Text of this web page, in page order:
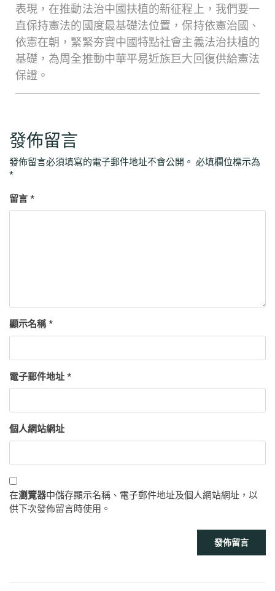
表現，在推動法治中國扶植的新征程上，我們要一
直保持憲法的國度最基礎法位置，保持依憲治國、
依憲在朝，緊緊夯實中國特點社會主義法治扶植的
基礎，為周全推動中華平易近族巨大回復供給憲法
保證。
發佈留言
發佈留言必須填寫的電子郵件地址不會公開。 必填欄位標示為
*
留言 *
顯示名稱*
電子郵件地址 *
個人網站網址
在瀏覽器中儲存顯示名稱、電子郵件地址及個人網站網址，以
供下次發佈留言時使用。